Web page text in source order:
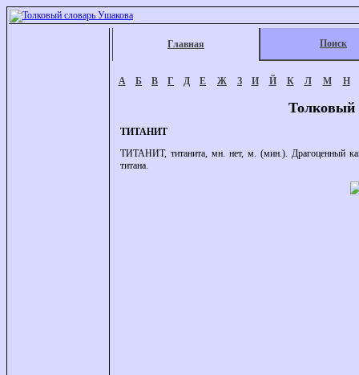
Главная Поиск
А Б В Г Д Е Ж З И Й К Л М Н
Толковый
ТИТАНИТ
ТИТАНИТ, титанита, мн. нет, м. (мин.). Драгоценный
титана.